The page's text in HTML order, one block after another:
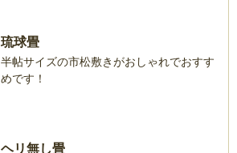
琉球畳
半帖サイズの市松敷きがおしゃれでおすす
めです！
ヘリ無し畳